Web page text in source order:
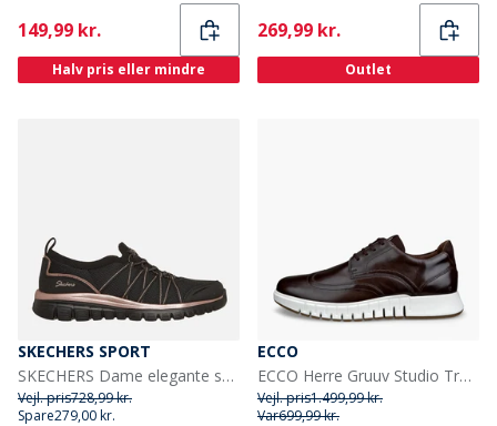
Current
149,99 kr.
Halv pris eller mindre
Current
269,99 kr.
Outlet
SKECHERS SPORT
SKECHERS Dame elegante sneakers Sort
Vejl. pris728,99 kr.
Spare279,00 kr.
ECCO
ECCO Herre Gruuv Studio Træningssko Cocoa Brown/Mocha
Vejl. pris1.499,99 kr.
Var699,99 kr.